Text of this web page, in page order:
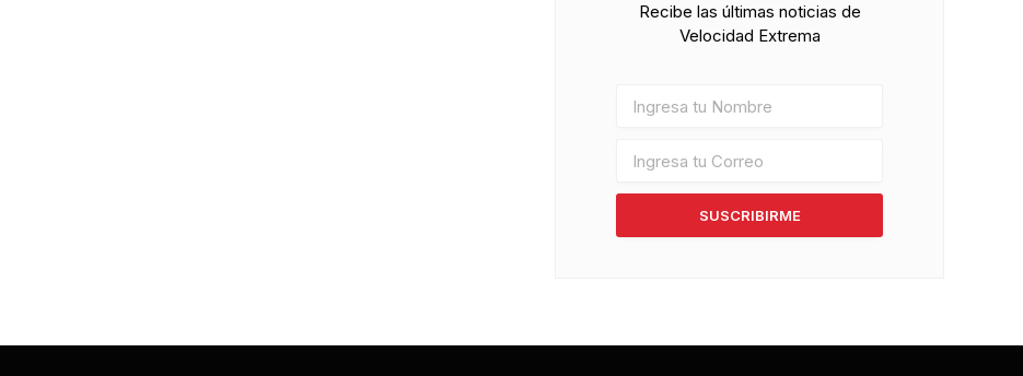
Recibe las últimas noticias de
Velocidad Extrema
SUSCRIBIRME